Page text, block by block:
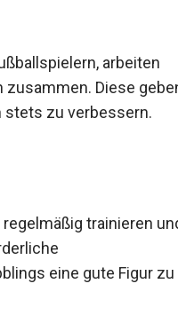
arbeiten
zusammen. Diese
stets zu
trainieren
eine gute Figur zu